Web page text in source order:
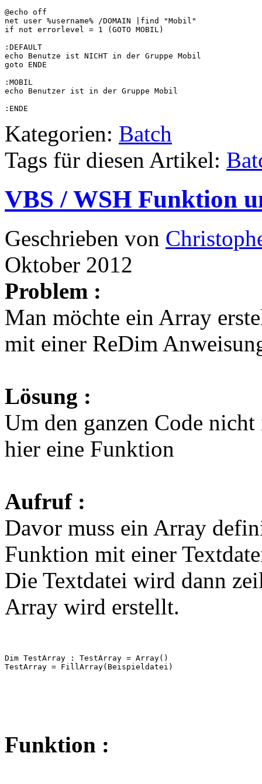
@echo off
net user %username% /DOMAIN |find "Mobil"
if not errorlevel = 1 (GOTO MOBIL)
:DEFAULT
echo Benutze ist NICHT in der Gruppe Mobil
goto ENDE
:MOBIL
echo Benutzer ist in der Gruppe Mobil
:ENDE
Kategorien: Batch
Tags für diesen Artikel:
VBS / WSH Funktion
Geschrieben von
Oktober 2012
Problem :
Man möchte ein Array
mit einer ReDim
Lösung :
Um den ganzen Code
hier eine Funktion
Aufruf :
Davor muss ein Array
Funktion mit einer
Die Textdatei wird dann
Array wird erstellt.
Dim TestArray : TestArray = Array()
TestArray = FillArray(Beispieldatei)
Funktion :